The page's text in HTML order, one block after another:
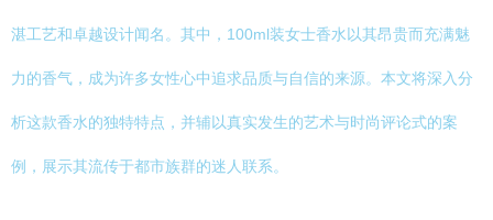
湛工艺和卓越设计闻名。其中，100ml装女士香水以其昂贵而充满魅
力的香气，成为许多女性心中追求品质与自信的来源。本文将深入分
析这款香水的独特特点，并辅以真实发生的艺术与时尚评论式的案
例，展示其流传于都市族群的迷人联系。